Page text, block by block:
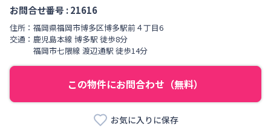
お問合せ番号 :21616
住所： 福岡県福岡市博多区博多駅前 ４丁目6
交通： 鹿児島本線 博多駅 徒歩8分
福岡市七隈線 渡辺通駅 徒歩14分
この物件にお問合わせ（無料）
お気に入りに保存